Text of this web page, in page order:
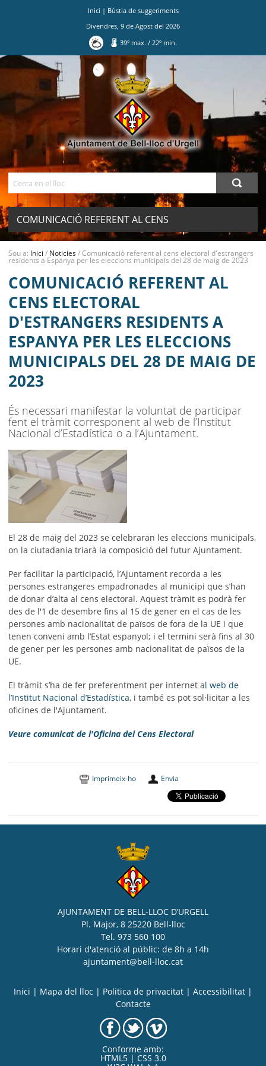
Inici | Bústia de suggeriments
Divendres 9 de Agost del 2026
39º max./ 22º min.
COMUNICACIÓ REFERENT AL CENS
ELECTORAL D'ESTRANGERS
RESIDENTS A ESPANYA PER LES
ELECCIONS MUNICIPALS DEL 28 DE
MAIG DE 2023
AJUNTAMENT
MUNICIPI
BELL-LLOC SOLUCIONA
Sou a: Inici / Noticies/Comunicació referent al cens electoral d'estrangers
residents a Espanya per les eleccions municipals del 28 de maig de 2023
COMUNICACIÓ REFERENT AL
CENS ELECTORAL
D'ESTRANGERS RESIDENTS A
ESPANYA PER LES ELECCIONS
MUNICIPALS DEL 28 DE MAIG DE
2023
És necessari manifestar la voluntat de participar
fent el tràmit corresponent al web de l’Institut
Nacional d’Estadística o a l’Ajuntament.
El 28 de maig del 2023 se celebraran les eleccions municipals,
on la ciutadania triarà la composició del futur Ajuntament.
Per facilitar la participació, l’Ajuntament recorda a les
persones estrangeres empadronades al municipi que s’han
de donar d’alta al cens electoral. Aquest tràmit es podrà fer
des de l'1 de desembre fins al 15 de gener en el cas de les
persones amb nacionalitat de països de fora de la UE i que
tenen conveni amb l’Estat espanyol; i el termini serà fins al 30
de gener per les persones amb nacionalitat de països de la
UE.
El tràmit s’ha de fer preferentment per internet al web de
l’Institut Nacional d’Estadística, i també es pot sol·licitar a les
oficines de l'Ajuntament.
Veure comunicat de l'Oficina del Cens Electoral
Imprimeix-ho Envia
AJUNTAMENT DE BELL-LLOC D’URGELL
Pl. Major, 8 25220 Bell-lloc
Tel. 973 560 100
Horari d'atenció al públic: de 8h a 14h
ajuntament@bell-lloc.cat
Inici | Mapa del lloc | Politica de privacitat | Accessibilitat |
Contacte
Conforme amb:
HTML5 | CSS 3.0